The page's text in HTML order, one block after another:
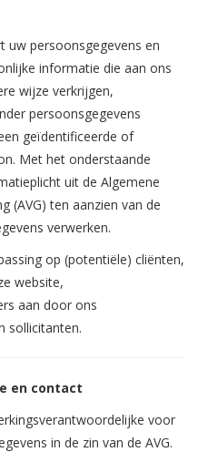
uw persoonsgegevens en
informatie die aan ons
wijze verkrijgen,
persoonsgegevens
geïdentificeerde of
Met het onderstaande
uit de Algemene
(AVG) ten aanzien van de
verwerken.
op (potentiële) cliënten,
website,
aan door ons
sollicitanten.
en contact
voor
in de zin van de AVG.